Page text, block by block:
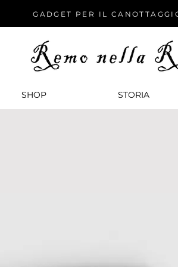
GADGET PER IL
SHOP STORIA